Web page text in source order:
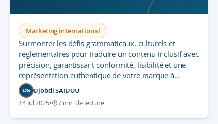
Marketing international
Surmonter les défis grammaticaux, culturels et
réglementaires pour traduire un contenu inclusif avec
précision, garantissant conformité, lisibilité et une
représentation authentique de votre marque à
l’international.
DS Djobdi SAIDOU
14 Jul 2025• 7 min de lecture